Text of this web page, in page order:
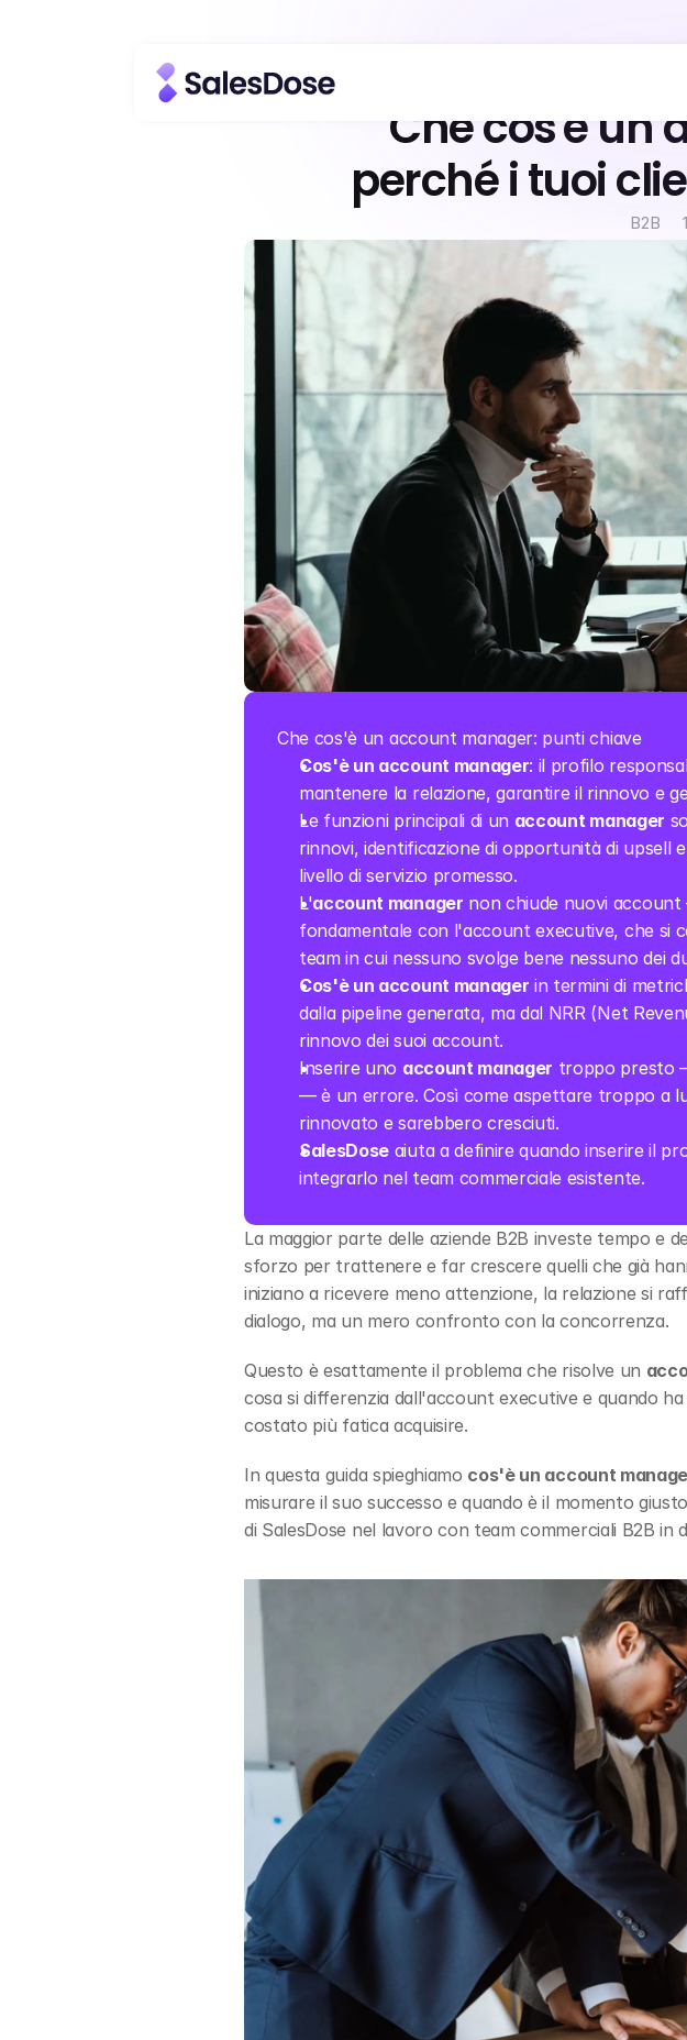
Che cos'è un
perché i tuoi
B2B
Che cos'è un account manager: punti chiave
Cos'è un account manager: il profilo
mantenere la relazione, garantire il rinnovo e
Le funzioni principali di un account manager
rinnovi, identificazione di opportunità di upsell
livello di servizio promesso.
L'account manager non chiude nuovi
fondamentale con l'account executive, che si
team in cui nessuno svolge bene nessuno dei
Cos'è un account manager in termini di
dalla pipeline generata, ma dal NRR (Net
rinnovo dei suoi account.
Inserire uno account manager troppo presto
— è un errore. Così come aspettare troppo a
rinnovato e sarebbero cresciuti.
SalesDose aiuta a definire quando inserire il
integrarlo nel team commerciale esistente.
La maggior parte delle aziende B2B investe tempo e
sforzo per trattenere e far crescere quelli che già
iniziano a ricevere meno attenzione, la relazione si
dialogo, ma un mero confronto con la concorrenza.
Questo è esattamente il problema che risolve un
cosa si differenzia dall'account executive e quando
costato più fatica acquisire.
In questa guida spieghiamo cos'è un account
misurare il suo successo e quando è il momento
di SalesDose nel lavoro con team commerciali B2B in